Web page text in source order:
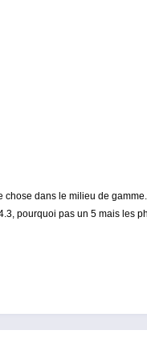
dans le milieu de
pourquoi pas un 5 mais les